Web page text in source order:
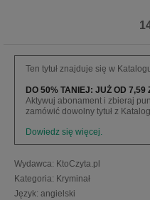
Ten tytuł znajduje się w
DO 50% TANIEJ: JUŻ OD 7,59
Aktywuj abonament i zbieraj
zamówić dowolny tytuł z
Dowiedz się więcej.
Wydawca: KtoCzyta.pl
Kategoria: Kryminał
Język: angielski